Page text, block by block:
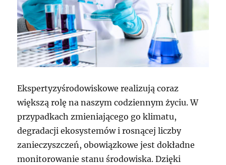
Ekspertyzyśrodowiskowe realizują coraz
większą rolę na naszym codziennym życiu. W
przypadkach zmieniającego go klimatu,
degradacji ekosystemów i rosnącej liczby
zanieczyszczeń, obowiązkowe jest dokładne
monitorowanie stanu środowiska. Dzięki